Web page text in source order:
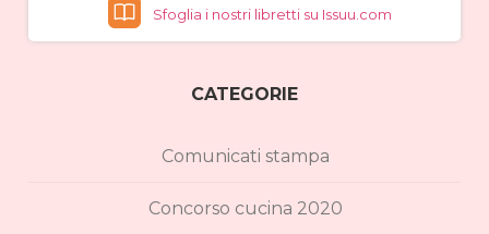
Sfoglia i nostri libretti su Issuu.com
CATEGORIE
Comunicati stampa
Concorso cucina 2020